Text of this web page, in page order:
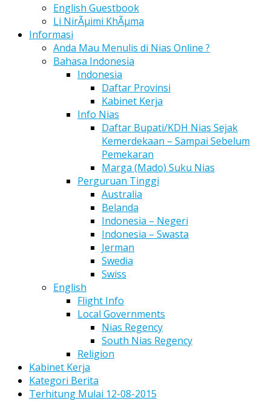
English Guestbook
Li NirÃµimi KhÃµma
Informasi
Anda Mau Menulis di Nias Online ?
Bahasa Indonesia
Indonesia
Daftar Provinsi
Kabinet Kerja
Info Nias
Daftar Bupati/KDH Nias Sejak
Kemerdekaan – Sampai Sebelum
Pemekaran
Marga (Mado) Suku Nias
Perguruan Tinggi
Australia
Belanda
Indonesia – Negeri
Indonesia – Swasta
Jerman
Swedia
Swiss
English
Flight Info
Local Governments
Nias Regency
South Nias Regency
Religion
Kabinet Kerja
Kategori Berita
Terhitung Mulai 12-08-2015